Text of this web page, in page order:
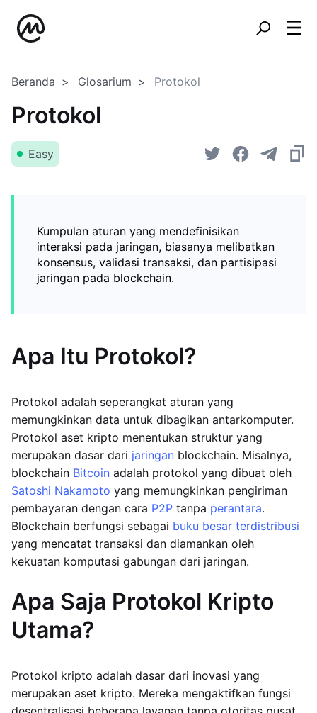
Beranda Glosarium Protokol
Protokol
Easy
Kumpulan aturan yang mendefinisikan
interaksi pada jaringan, biasanya melibatkan
konsensus, validasi transaksi, dan partisipasi
jaringan pada blockchain.
Apa Itu Protokol?
Protokol adalah seperangkat aturan yang
memungkinkan data untuk dibagikan antarkomputer.
Protokol aset kripto menentukan struktur yang
merupakan dasar dari jaringan blockchain. Misalnya,
blockchain Bitcoin adalah protokol yang dibuat oleh
Satoshi Nakamoto yang memungkinkan pengiriman
pembayaran dengan cara P2P tanpa perantara.
Blockchain berfungsi sebagai buku besar terdistribusi
yang mencatat transaksi dan diamankan oleh
kekuatan komputasi gabungan dari jaringan.
Apa Saja Protokol Kripto
Utama?
Protokol kripto adalah dasar dari inovasi yang
merupakan aset kripto. Mereka mengaktifkan fungsi